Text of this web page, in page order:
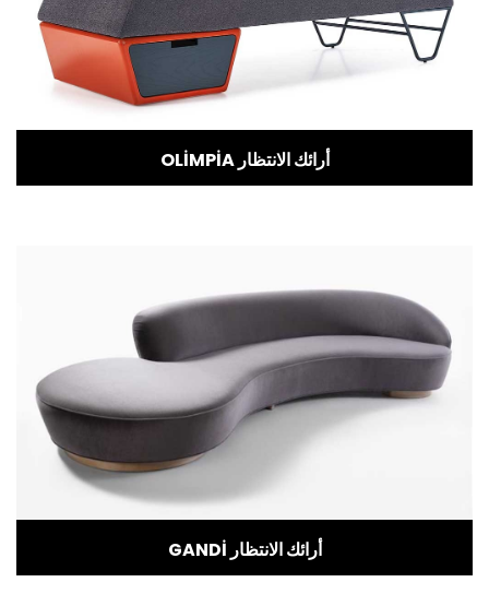
OLİMPİA أرائك الانتظار
GANDİ أرائك الانتظار